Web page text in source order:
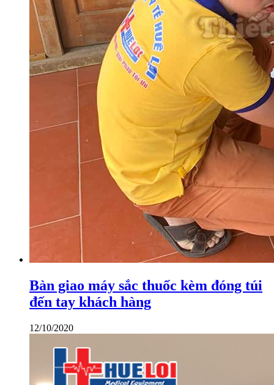
Bàn giao máy sắc thuốc kèm đóng túi
đến tay khách hàng
12/10/2020